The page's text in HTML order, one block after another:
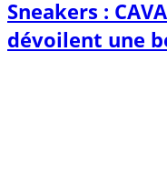
Sneakers :
dévoilent une